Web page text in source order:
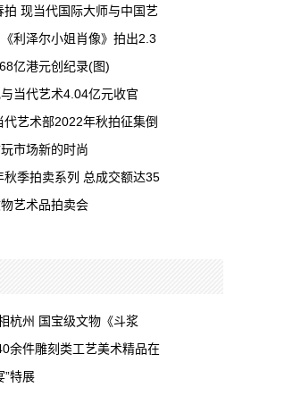
现当代国际大师与中国艺
利泽尔小姐肖像》拍出2.3
亿港元创纪录(图)
当代艺术4.04亿元收官
艺术部2022年秋拍征集倒
市场新的时尚
季拍卖系列 总成交额达35
艺术品拍卖会
杭州 国宝级文物《斗浆
余件雕刻类工艺美术精品在
”特展